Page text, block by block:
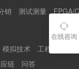
销 测试测量
FPGA/
模拟技术
工程师职场
链 问答

在线咨询